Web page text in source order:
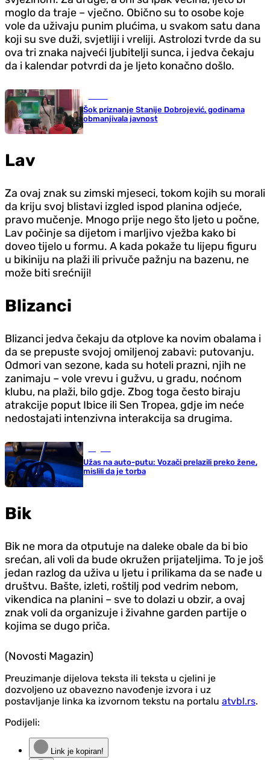
moglo da traje – vječno. Obično su to osobe koje
vole da uživaju punim plućima, u svakom satu dana
koji su sve duži, svjetliji i vreliji. Astrolozi tvrde da su
ova tri znaka najveći ljubitelji sunca, i jedva čekaju
da i kalendar potvrdi da je ljeto konačno došlo.
Šok priznanje Stanije Dobrojević, godinama
obmanjivala javnost
Lav
Za ovaj znak su zimski mjeseci, tokom kojih su morali
da kriju svoj blistavi izgled ispod planina odjeće,
pravo mučenje. Mnogo prije nego što ljeto u počne,
Lav počinje sa dijetom i marljivo vježba kako bi
doveo tijelo u formu. A kada pokaže tu lijepu figuru
u bikiniju na plaži ili privuče pažnju na bazenu, ne
može biti srećniji!
Blizanci
Blizanci jedva čekaju da otplove ka novim obalama i
da se prepuste svojoj omiljenoj zabavi: putovanju.
Odmori van sezone, kada su hoteli prazni, njih ne
zanimaju – vole vrevu i gužvu, u gradu, noćnom
klubu, na plaži, bilo gdje. Zbog toga često biraju
atrakcije poput Ibice ili Sen Tropea, gdje im neće
nedostajati intenzivna interakcija sa drugima.
Užas na auto-putu: Vozači prelazili preko žene,
mislili da je torba
Bik
Bik ne mora da otputuje na daleke obale da bi bio
srećan, ali voli da bude okružen prijateljima. To je još
jedan razlog da uživa u ljetu i prilikama da se nađe u
društvu. Bašte, izleti, roštilj pod vedrim nebom,
vikendica na planini – sve to dolazi u obzir, a ovaj
znak voli da organizuje i živahne garden partije o
kojima se dugo priča.
(Novosti Magazin)
Preuzimanje dijelova teksta ili teksta u cjelini je
dozvoljeno uz obavezno navođenje izvora i uz
postavljanje linka ka izvornom tekstu na portalu atvbl.rs.
Podijeli:
Link je kopiran!